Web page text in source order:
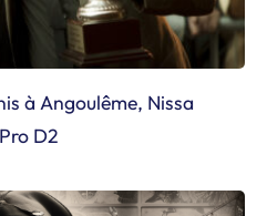
à Angoulême, Nissa
D2